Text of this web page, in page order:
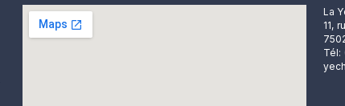
La
11,
Tél: